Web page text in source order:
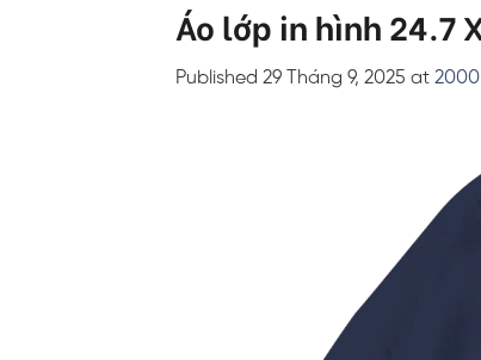
Áo lớp in hình 24.7
Published 29 Tháng 9, 2025 at 2000